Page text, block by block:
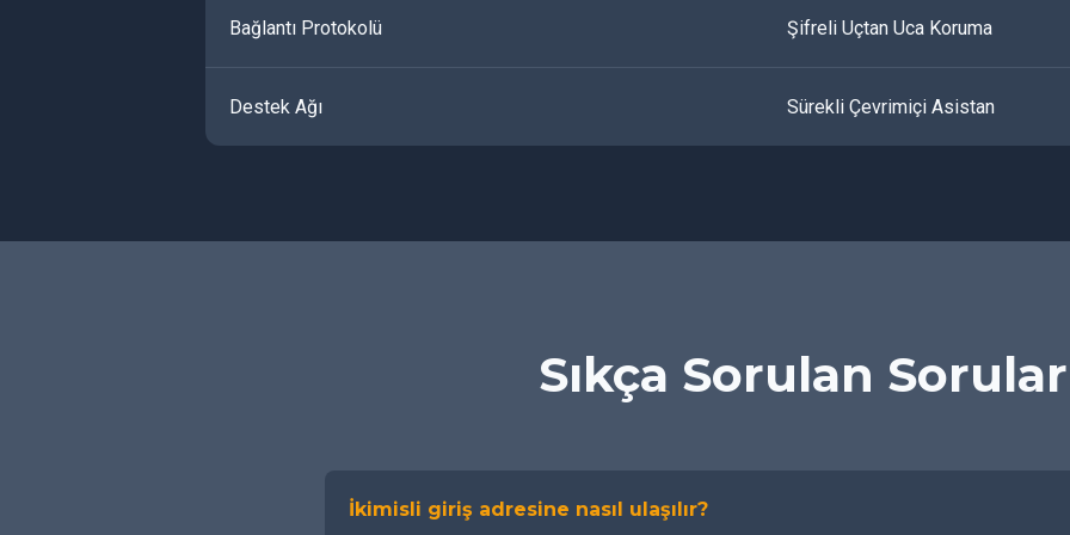
Bağlantı Protokolü Şifreli Uçtan Uca Koruma
Destek Ağı Sürekli Çevrimiçi Asistan
Sıkça Sorulan Sorular
İkimisli giriş adresine nasıl ulaşılır?